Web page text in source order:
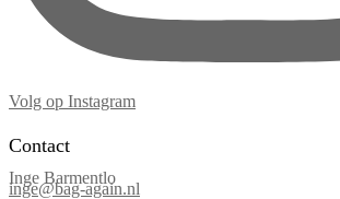
Volg op Instagram
Contact
Inge Barmentlo
inge@bag-again.nl